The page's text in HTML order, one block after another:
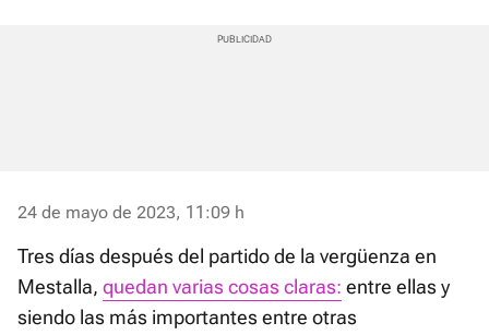
24 de mayo de 2023, 11:09 h
Tres días después del partido de la vergüenza en
Mestalla, quedan varias cosas claras: entre ellas y
siendo las más importantes entre otras